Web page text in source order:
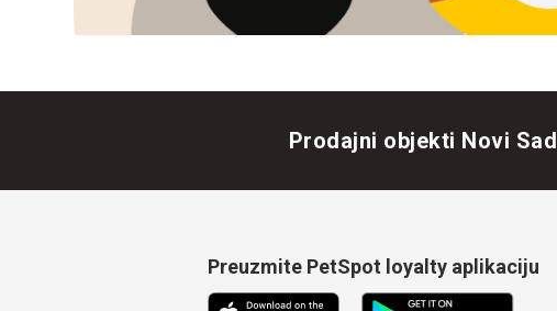
Prodajni objekti Novi Sad
Preuzmite PetSpot loyalty aplikaciju